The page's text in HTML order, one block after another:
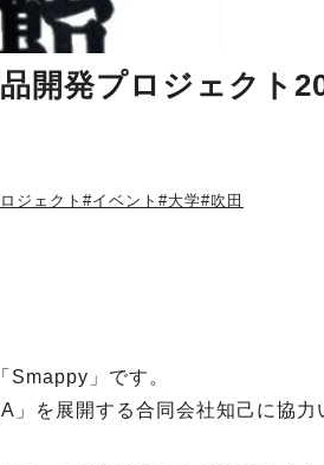
品開発プロジェク
ジェクト #イベント #大学#吹田
」です。
を展開する合同会社知己に協力